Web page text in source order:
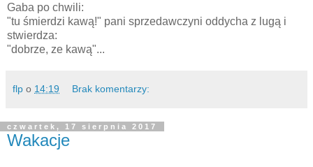
Gaba po chwili:
"tu śmierdzi kawą!" pani sprzedawczyni oddycha z lugą i
stwierdza:
"dobrze, ze kawą"...
flp o 14:19 Brak komentarzy:
czwartek, 17 sierpnia 2017
Wakacje